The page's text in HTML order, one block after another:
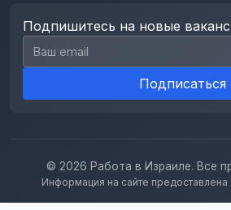
Подпишитесь на новые
Email для подписки
Подписаться
© 2026 Работа в Израиле. Все
Информация на сайте предоставлена